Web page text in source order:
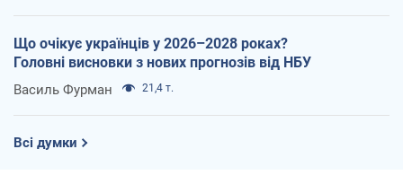
Що очікує українців у 2026–2028 роках?
Головні висновки з нових прогнозів від НБУ
Василь Фурман 21,4 т.
Всі думки